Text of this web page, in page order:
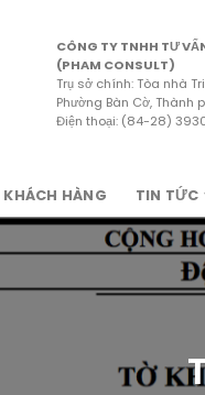
CÔNG TY TNHH TƯ
(PHAM CONSULT)
Trụ sở chính: Tòa nhà
Phường Bàn Cờ, Thành
Điện thoại: (84-28)
KHÁCH HÀNG TIN TỨC